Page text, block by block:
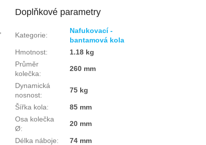
Doplňkové parametry
Kategorie:
Nafukovací -
bantamová kola
Hmotnost:
1.18 kg
Průměr
kolečka:
260 mm
Dynamická
nosnost:
75 kg
Šířka kola:
85 mm
Osa kolečka
Ø:
20 mm
Délka náboje:
74 mm